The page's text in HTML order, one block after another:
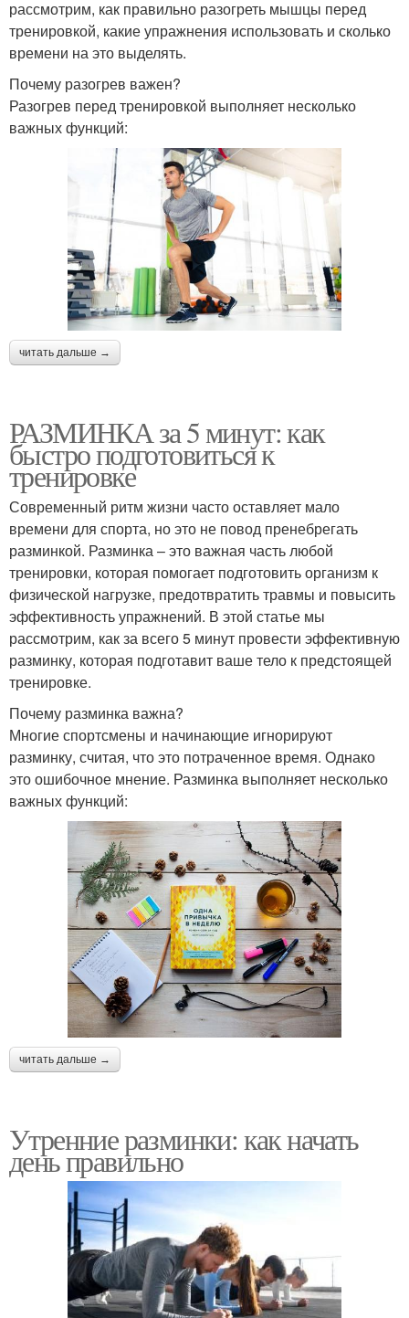
рассмотрим, как правильно разогреть мышцы перед
тренировкой, какие упражнения использовать и сколько
времени на это выделять.
Почему разогрев важен?
Разогрев перед тренировкой выполняет несколько
важных функций:
читать дальше →
РАЗМИНКА за 5 минут: как
быстро подготовиться к
тренировке
Современный ритм жизни часто оставляет мало
времени для спорта, но это не повод пренебрегать
разминкой. Разминка – это важная часть любой
тренировки, которая помогает подготовить организм к
физической нагрузке, предотвратить травмы и повысить
эффективность упражнений. В этой статье мы
рассмотрим, как за всего 5 минут провести эффективную
разминку, которая подготавит ваше тело к предстоящей
тренировке.
Почему разминка важна?
Многие спортсмены и начинающие игнорируют
разминку, считая, что это потраченное время. Однако
это ошибочное мнение. Разминка выполняет несколько
важных функций:
читать дальше →
Утренние разминки: как начать
день правильно